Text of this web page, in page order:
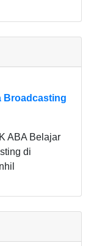
Broadcasting
ABA Belajar
di